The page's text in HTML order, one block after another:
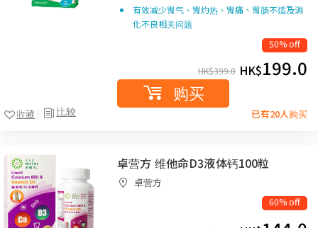
比较
收藏
有效减少胃气、胃灼热、胃痛、胃肠不适及消
化不良相关问题
50% off
HK$399.0 HK$199.0
购买
已有20人购买
卓营方 维他命D3液体钙100粒
卓营方
60% off